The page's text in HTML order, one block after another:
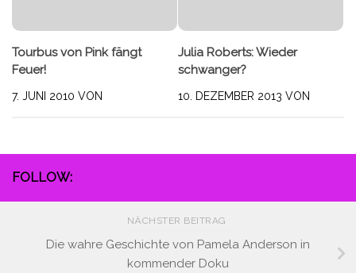
Tourbus von Pink fängt
Feuer!
7. JUNI 2010 VON
Julia Roberts: Wieder
schwanger?
10. DEZEMBER 2013 VON
FOLLOW:
NÄCHSTER BEITRAG
Die wahre Geschichte von Pamela Anderson in
kommender Doku